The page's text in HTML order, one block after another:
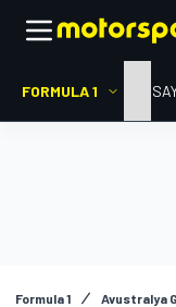
FORMULA 1 ANA
Formula 1 Avustralya